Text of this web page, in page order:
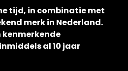
tijd, in combinatie met
merk in Nederland.
kenmerkende
al 10 jaar